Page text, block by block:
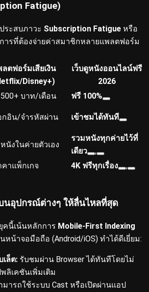
Fatigue)
ระสบภาวะ Subscription Fatigue หรือ
ารที่ต้องจ่ายค่าสมาชิกหลายแพลตฟอร์ม
ลตฟอร์มเสียเงิน
Disney+)
เว็บดูหนังออนไลน์ฟรี
2026
บาท/เดือน
ฟรี 100%
กอิน/จำรหัสผ่าน เข้าชมได้ทันที
นังในค่ายตัวเอง
รวมหนังทุกค่ายไว้ที่
เดียว
,
าแพ็กเกจ 4K ฟรีทุกเรื่อง ,
นอุปกรณ์ต่างๆ ให้ลื่นไหลที่สุด
คนี้เน้นหลักการ Mobile-First Indexing
น้าจอมือถือ (Android/iOS) ทำได้ดีเยี่ยม:
ล็ต: รับชมผ่าน Browser ได้ทันทีโดยไม่
ลิเคชันเพิ่มเติม
มารถใช้ระบบ Cast หรือเปิดผ่านแอป